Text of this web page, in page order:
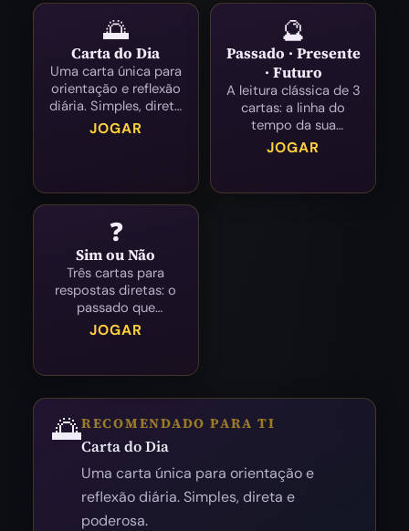
🌅
Carta do Dia
Uma carta única para
orientação e reflexão
diária. Simples, direta
e poderosa.
JOGAR
🔮
Passado · Presente
· Futuro
A leitura clássica de 3
cartas: a linha do
tempo da sua
situação.
JOGAR
❓
Sim ou Não
Três cartas para
respostas diretas: o
passado que
influencia, o presente
JOGAR
🌅RECOMENDADO PARA TI
Carta do Dia
Uma carta única para orientação e
reflexão diária. Simples, direta e
poderosa.